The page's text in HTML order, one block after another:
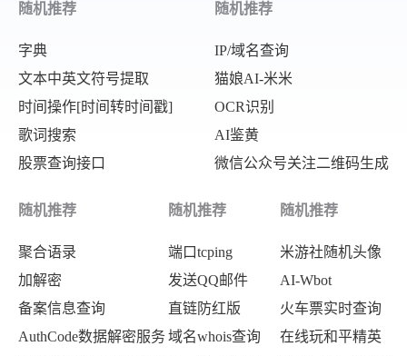
随机推荐
字典
文本中英文符号提取
时间操作[时间转时间戳]
歌词搜索
股票查询接口
随机推荐
IP/域名查询
猫娘AI-米米
OCR识别
AI鉴黄
微信公众号关注二维码生成
随机推荐
聚合语录
加解密
备案信息查询
AuthCode数据解密服务
随机推荐
端口tcping
发送QQ邮件
直链防红版
域名whois查询
随机推荐
米游社随机头像
AI-Wbot
火车票实时查询
在线玩和平精英